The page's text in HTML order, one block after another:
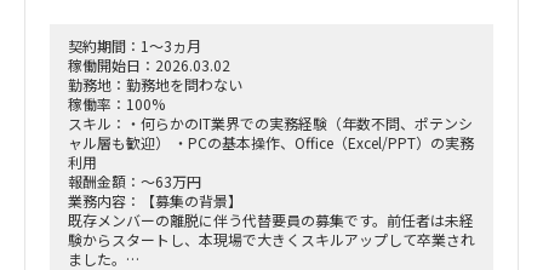
契約期間：1～3ヵ月
稼働開始日：2026.03.02
勤務地：勤務地を問わない
稼働率：100%
スキル：・何らかのIT業界での実務経験（年数不問、ポテンシ
ャル層も歓迎） ・PCの基本操作、Office（Excel/PPT）の実務
利用
報酬金額：～63万円
業務内容：【募集の背景】
既存メンバーの離脱に伴う代替要員の募集です。前任者は未経
験からスタートし、本現場で大きくスキルアップして卒業され
ました。